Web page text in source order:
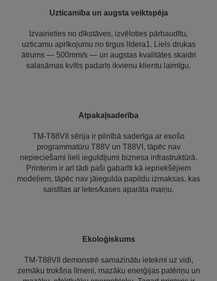
Uzticamība un augsta veiktspēja
Izvairieties no dīkstāves, izvēloties pārbaudītu,
uzticamu aprīkojumu no tirgus līdera1. Liels drukas
ātrums — 500mm/s — un augstas kvalitātes skaidri
salasāmas kvītis padarīs ikvienu klientu laimīgu.
Atpakaļsaderība
TM-T88VII sērija ir pilnībā saderīga ar esošo
programmatūru T88V un T88VI, tāpēc nav
nepieciešami lieli ieguldījumi biznesa infrastruktūrā.
Printerim ir arī tādi paši gabarīti kā iepriekšējiem
modeļiem, tāpēc nav jāiegulda papildu izmaksas, kas
saistītas ar letes/kases aparāta maiņu.
Ekoloģiskums
TM-T88VII demonstrē samazinātu ietekmi uz vidi,
zemāku trokšņa līmeni, mazāku enerģijas patēriņu un